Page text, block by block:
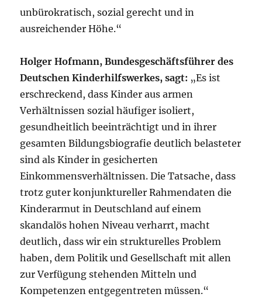
unbürokratisch, sozial gerecht und in
ausreichender Höhe.“
Holger Hofmann, Bundesgeschäftsführer des
Deutschen Kinderhilfswerkes, sagt: „Es ist
erschreckend, dass Kinder aus armen
Verhältnissen sozial häufiger isoliert,
gesundheitlich beeinträchtigt und in ihrer
gesamten Bildungsbiografie deutlich belasteter
sind als Kinder in gesicherten
Einkommensverhältnissen. Die Tatsache, dass
trotz guter konjunktureller Rahmendaten die
Kinderarmut in Deutschland auf einem
skandalös hohen Niveau verharrt, macht
deutlich, dass wir ein strukturelles Problem
haben, dem Politik und Gesellschaft mit allen
zur Verfügung stehenden Mitteln und
Kompetenzen entgegentreten müssen.“